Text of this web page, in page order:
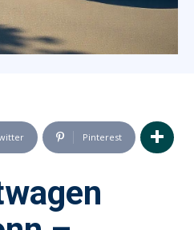
Pinterest